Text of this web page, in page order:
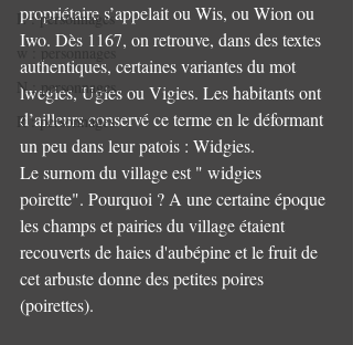
L : personnages
w : personnages
N : personnages
R : personnages
propriétaire s’appelait ou Wis, ou Wion ou
Iwo. Dès 1167, on retrouve, dans des textes
authentiques, certaines variantes du mot
lwegies, Ugies ou Vigies. Les habitants ont
d’ailleurs conservé ce terme en le déformant
un peu dans leur patois : Widgies.
Le surnom du village est " widgies
poirette". Pourquoi ? A une certaine époque
les champs et pairies du village étaient
recouverts de haies d'aubépine et le fruit de
cet arbuste donne des petites poires
(poirettes).